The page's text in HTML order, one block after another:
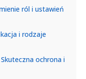
ról i ustawień
i rodzaje
ochrona i